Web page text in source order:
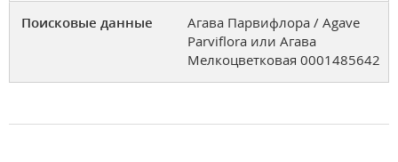
Поисковые данные
Агава Парвифлора / Agave
Parviflora или Агава
Mелкоцветковая 0001485642